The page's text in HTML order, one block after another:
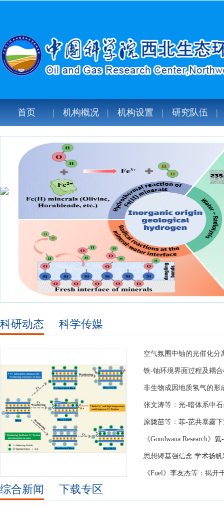
首页 机构概况 机构设置 研究队伍
科研动态 科学传媒
空气氛围中铀的光催化分
铁-铀环境界面过程及耦
非生物成因地质氢气的形
张文涛等：光-暗体系中
综合新闻 下载专区